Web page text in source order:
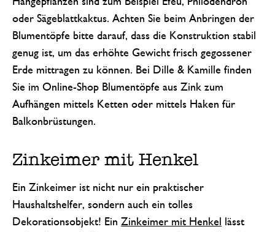
oder Sägeblattkaktus. Achten Sie beim Anbringen der
Blumentöpfe bitte darauf, dass die Konstruktion stabil
genug ist, um das erhöhte Gewicht frisch gegossener
Erde mittragen zu können. Bei Dille & Kamille finden
Sie im Online-Shop Blumentöpfe aus Zink zum
Aufhängen mittels Ketten oder mittels Haken für
Balkonbrüstungen.
Zinkeimer mit Henkel
Ein Zinkeimer ist nicht nur ein praktischer
Haushaltshelfer, sondern auch ein tolles
Dekorationsobjekt! Ein Zinkeimer mit Henkel
lässt